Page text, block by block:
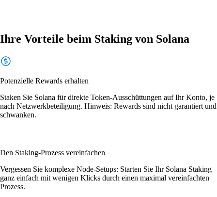
Ihre Vorteile beim Staking von Solana
Potenzielle Rewards erhalten
Staken Sie Solana für direkte Token-Ausschüttungen auf Ihr Konto, je
nach Netzwerkbeteiligung. Hinweis: Rewards sind nicht garantiert und
schwanken.
Den Staking-Prozess vereinfachen
Vergessen Sie komplexe Node-Setups: Starten Sie Ihr Solana Staking
ganz einfach mit wenigen Klicks durch einen maximal vereinfachten
Prozess.